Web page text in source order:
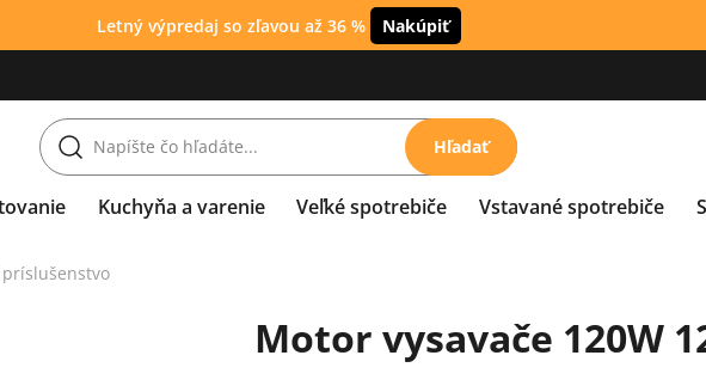
Letný výpredaj so zľavou až 36 % Nakúpiť
Hľadať
Kuchyňa a varenie Veľké spotrebiče Vstavané spotrebiče
Motor vysavače 120W